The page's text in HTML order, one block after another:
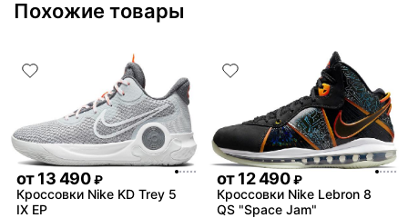
Похожие товары
от13 490 ₽
Кроссовки Nike KD Trey 5
IX EP
от12 490 ₽
Кроссовки Nike Lebron 8
QS "Space Jam"